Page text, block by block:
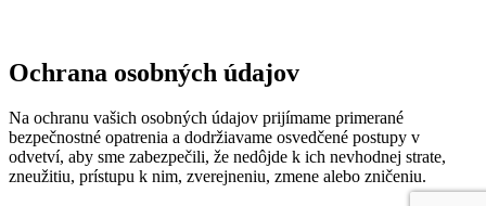
Ochrana osobných údajov
Na ochranu vašich osobných údajov prijímame primerané
bezpečnostné opatrenia a dodržiavame osvedčené postupy v
odvetví, aby sme zabezpečili, že nedôjde k ich nevhodnej strate,
zneužitiu, prístupu k nim, zverejneniu, zmene alebo zničeniu.